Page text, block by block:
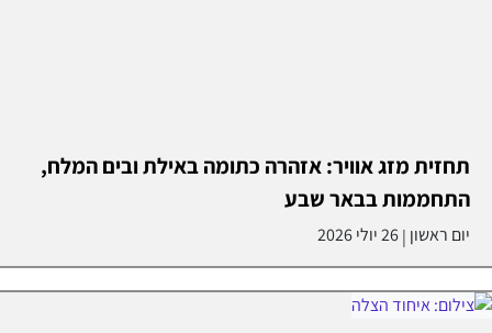
תחזית מזג אוויר: אזהרה כתומה באילת ובים המלח,
התחממות בבאר שבע
יום ראשון |26 יולי 2026